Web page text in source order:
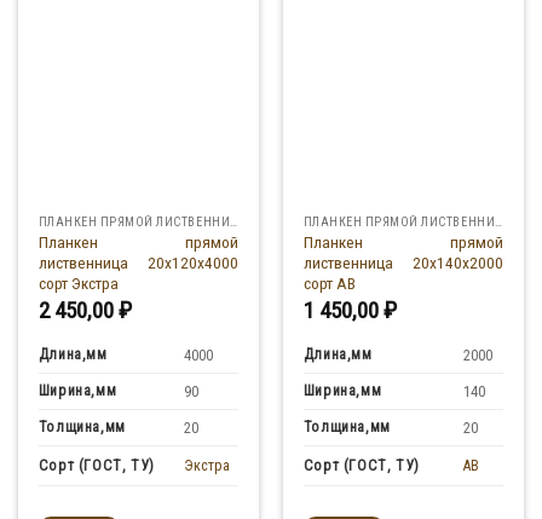
Планкен прямой
лиственница 20x120x4000
сорт Экстра
2 450,00₽
Длина,мм 4000
Ширина,мм 90
Толщина,мм 20
Сорт (ГОСТ, ТУ) Экстра
Планкен прямой
лиственница 20x140x2000
сорт АВ
1 450,00₽
Длина,мм 2000
Ширина,мм 140
Толщина,мм 20
Сорт (ГОСТ, ТУ) AB